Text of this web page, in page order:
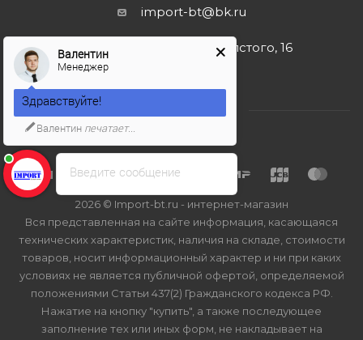
import-bt@bk.ru
г. Москва, ул. Льва Толстого, 16
2026 © Import-bt.ru - интернет-магазин
Вся представленная на сайте информация, касающаяся
технических характеристик, наличия на складе, стоимости
товаров, носит информационный характер и ни при каких
условиях не является публичной офертой, определяемой
положениями Статьи 437(2) Гражданского кодекса РФ.
Нажатие на кнопку "купить", а также последующее
заполнение тех или иных форм, не накладывает на
Введите сообщение
Валентин
Менеджер
Здравствуйте!
Валентин печатает...